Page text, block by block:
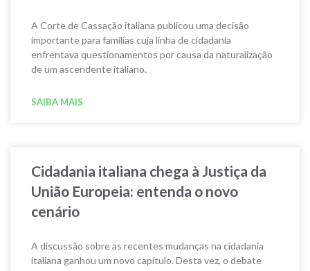
A Corte de Cassação italiana publicou uma decisão
importante para famílias cuja linha de cidadania
enfrentava questionamentos por causa da naturalização
de um ascendente italiano.
SAIBA MAIS
Cidadania italiana chega à Justiça da
União Europeia: entenda o novo
cenário
A discussão sobre as recentes mudanças na cidadania
italiana ganhou um novo capítulo. Desta vez, o debate